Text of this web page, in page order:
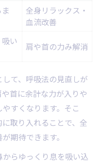
全身リラックス・
血流改善
い
肩や首の力み解消
て、呼吸法の見直しが
首に余計な力が入りや
すくなります。そこ
取り入れることで、全
期待できます。
らゆっくり息を吸い込